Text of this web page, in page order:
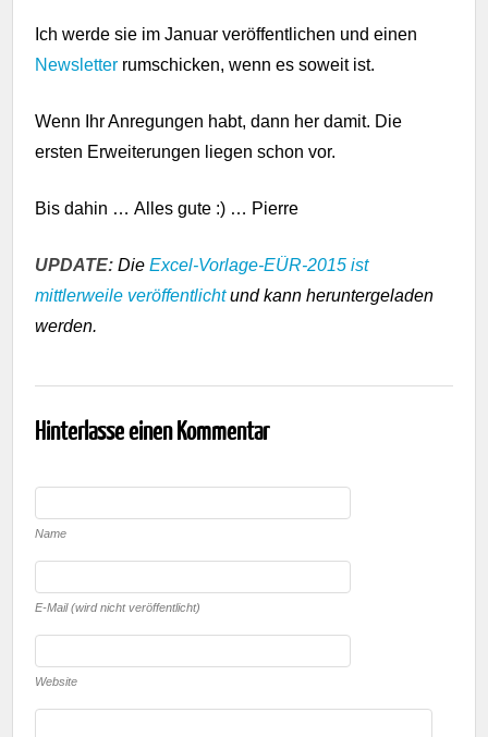
Ich werde sie im Januar veröffentlichen und einen
Newsletter rumschicken, wenn es soweit ist.
Wenn Ihr Anregungen habt, dann her damit. Die
ersten Erweiterungen liegen schon vor.
Bis dahin … Alles gute :) … Pierre
UPDATE: DieExcel-Vorlage-EÜR-2015 ist
mittlerweile veröffentlichtund kann heruntergeladen
werden.
Hinterlasse einen Kommentar
Name
E-Mail (wird nicht veröffentlicht)
Website